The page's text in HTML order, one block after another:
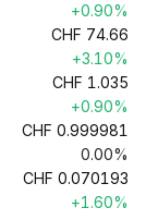
+0.90%
CHF 74.66
+3.10%
CHF 1.035
+0.90%
CHF 0.999981
0.00%
CHF 0.070193
+1.60%